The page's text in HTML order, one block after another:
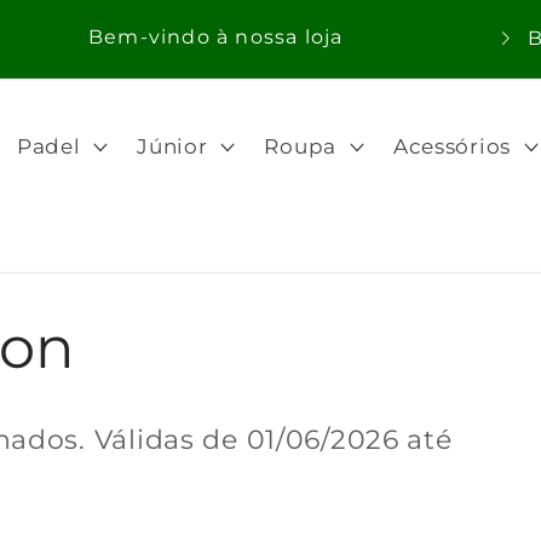
P
a
Padel Júnior Roupa Acessórios
Válidas de 01/06/2026 até